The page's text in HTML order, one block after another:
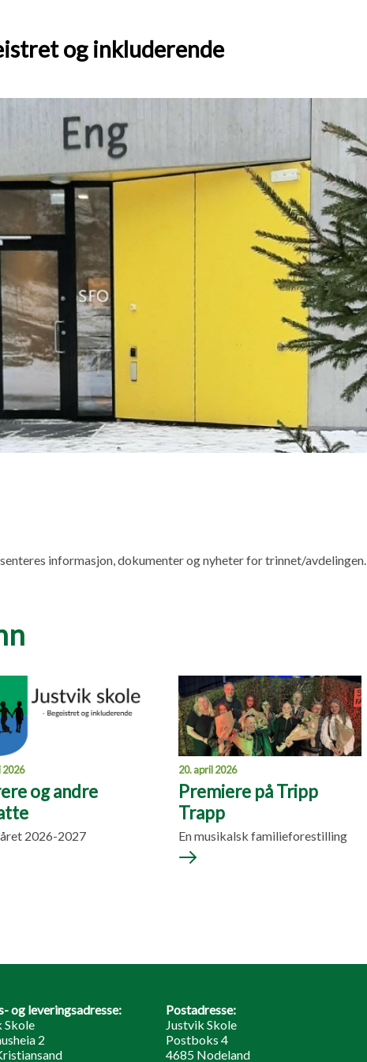
og inkluderende
informasjon, dokumenter og nyheter for trinnet/avdelingen.
2026
og andre
2026-2027
20. april 2026
Premiere på Tripp
Trapp
En musikalsk familieforestilling
og leveringsadresse:
Skole
2
Postadresse:
Justvik Skole
Postboks 4
4685 Nodeland